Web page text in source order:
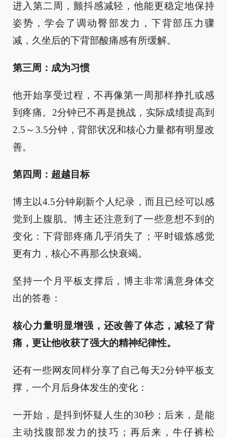
进入第二周，颤抖感减轻，他能更稳定地保持
姿势，学会了调动臀部发力，下背部压力骤
减，久坐后的下背部酸痛感有所缓解。
第三周：成为习惯
他开始享受过程，不再像第一周那样挣扎或感
到疼痛。2分钟已不再是挑战，实际成绩提高到
2.5～3.5分钟，背部状况和核心力量都有明显改
善。
第四周：超越目标
博主以4.5分钟刷新个人纪录，而且已经可以感
觉到上腹肌。博主还注意到了一些意想不到的
变化：下背部疼痛几乎消失了；平时锻炼感觉
更有力，核心不再那么快衰竭。
坚持一个月平板支撑后，博主非常满意身体交
出的答卷：
核心力量明显增强，还改善了体态，减轻了背
痛，更让他收获了强大的精神纪律性。
还有一些网友同样分享了自己每天2分钟平板支
撑，一个月后身体发生的变化：
一开始，是抖到怀疑人生的30秒；后来，是能
主动找腹部发力的技巧；再后来，牛仔裤松